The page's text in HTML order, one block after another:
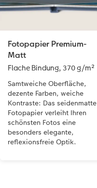
Fotopapier Premium-
Matt
Flache Bindung, 370 g/m²
Samtweiche Oberfläche,
dezente Farben, weiche
Kontraste: Das seidenmatte
Fotopapier verleiht Ihren
schönsten Fotos eine
besonders elegante,
reflexionsfreie Optik.